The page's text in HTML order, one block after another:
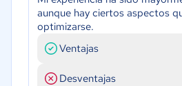
aunque hay ciertos aspectos
optimizarse.
Ventajas
Desventajas